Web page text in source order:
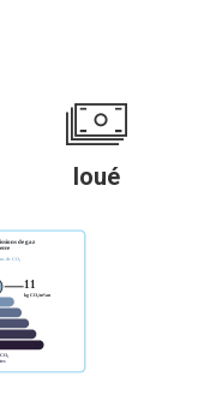
loué